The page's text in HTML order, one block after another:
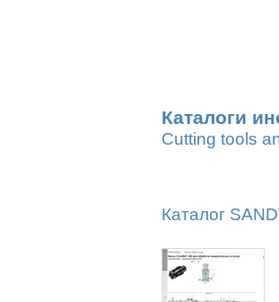
Каталоги
Cutting tools
Каталог